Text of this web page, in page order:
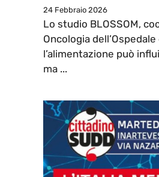
24 Febbraio 2026
Lo studio BLOSSOM,
Oncologia
l’alimentazione può
ma ...